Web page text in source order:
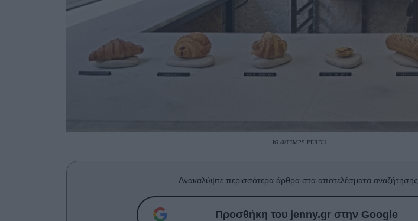
IG @TEMPS PERDU
Ανακαλύψτε περισσότερα άρθρα στα αποτελέσματα αναζήτησης.
Προσθήκη του jenny.gr στην Google